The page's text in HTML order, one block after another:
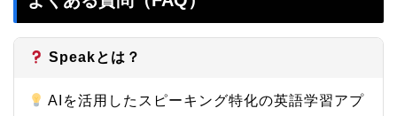
Speakとは？
AIを活用したスピーキング特化の英語学習アプ